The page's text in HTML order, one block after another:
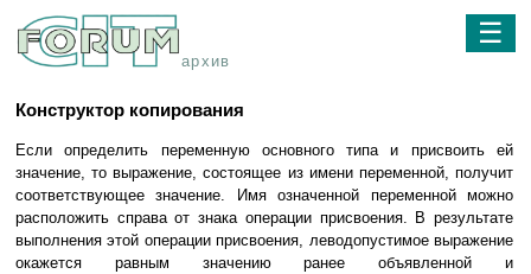
архив
☰
Конструктор копирования
Если определить переменную основного типа и присвоить ей
значение, то выражение, состоящее из имени переменной, получит
соответствующее значение. Имя означенной переменной можно
расположить справа от знака операции присвоения. В результате
выполнения этой операции присвоения, леводопустимое выражение
окажется равным значению ранее объявленной и